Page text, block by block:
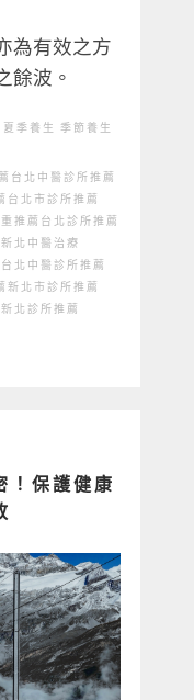
為有效之方
餘波。
夏季養生
季節養生
台北中醫診所推薦
台北市診所推薦
推薦 台北診所推薦
新北中醫治療
北中醫診所推薦
新北市診所推薦
新北診所推薦
！保護健康